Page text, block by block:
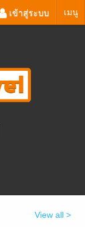
เมนู
เข้าสู่ระบบ
View all >